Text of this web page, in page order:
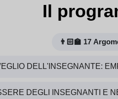
Il
👨🏻‍🏫 17
DELL'INSEGNANTE:
DEGLI INSEGNANTI E